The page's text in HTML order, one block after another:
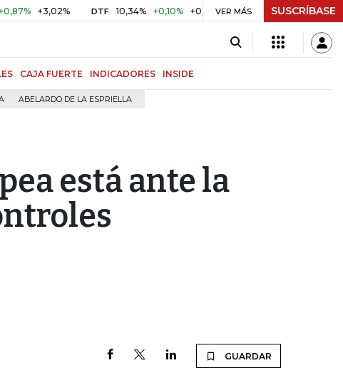
+3,02% DTF 10,34% +0,10% +0,98% UVR $ 416,96 +$ 0,05 +0,01%
VER MÁS SUSCRÍBASE
CAJA FUERTE INDICADORES INSIDE
ABELARDO DE LA ESPRIELLA
está ante la
GUARDAR